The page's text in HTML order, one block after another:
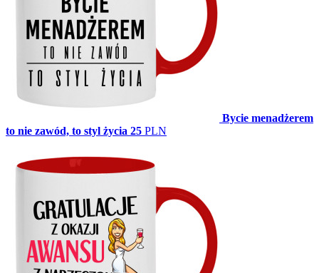
Bycie menadżerem
to nie zawód, to styl życia 25 PLN